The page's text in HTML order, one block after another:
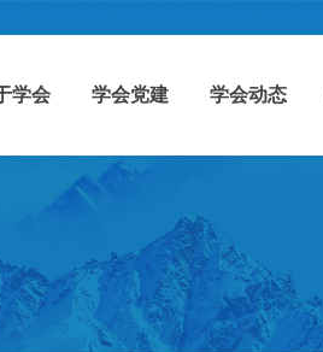
学会 学会党建 学会动态